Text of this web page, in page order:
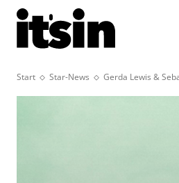
Start Star-News Gerda Lewis &